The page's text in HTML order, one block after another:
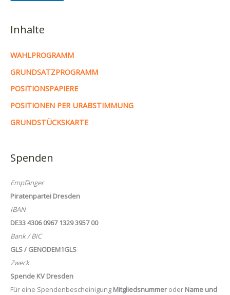
Inhalte
WAHLPROGRAMM
GRUNDSATZPROGRAMM
POSITIONSPAPIERE
POSITIONEN PER URABSTIMMUNG
GRUNDSTÜCKSKARTE
Spenden
Empfänger
Piratenpartei Dresden
IBAN
DE33 4306 0967 1329 3957 00
Bank / BIC
GLS / GENODEM1GLS
Zweck
Spende KV Dresden
Für eine Spendenbescheinigung Mitgliedsnummeroder Name und